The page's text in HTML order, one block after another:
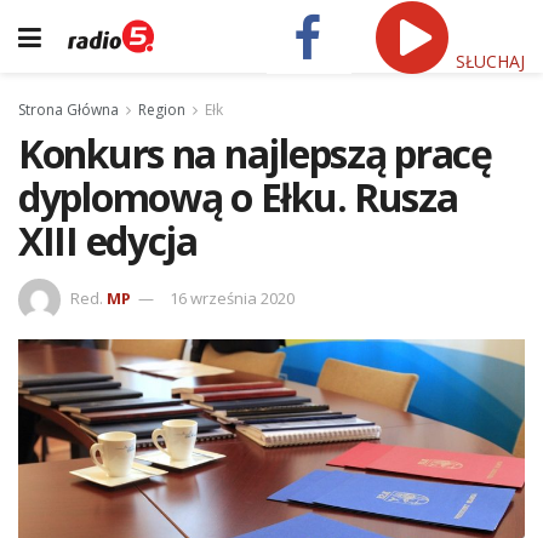
SŁUCHAJ
Strona Główna Region Ełk
Konkurs na najlepszą pracę
dyplomową o Ełku. Rusza
XIII edycja
Red. MP 16 września 2020